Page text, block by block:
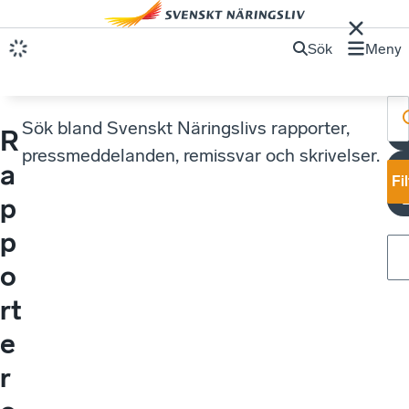
Sök Meny
R
a
p
p
o
rt
e
r
Sök bland Svenskt Näringslivs rapporter,
pressmeddelanden, remissvar och skrivelser.